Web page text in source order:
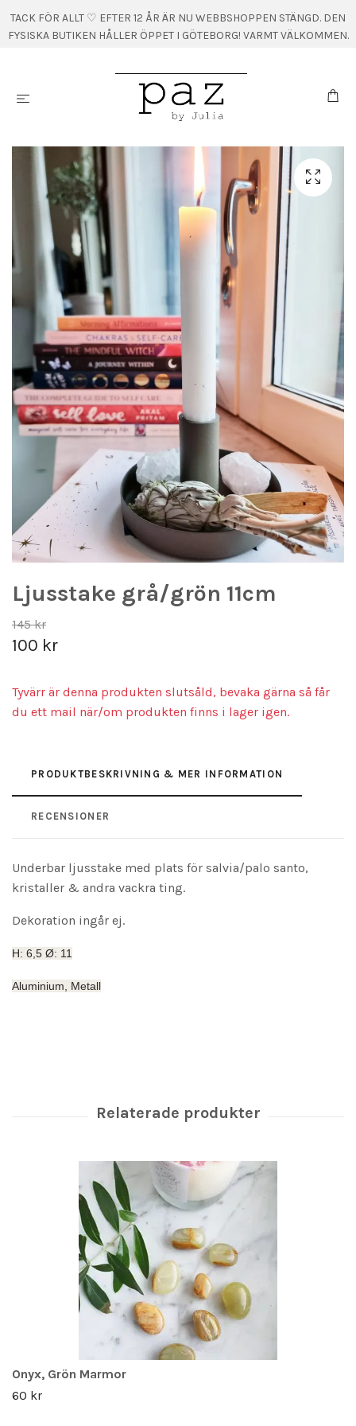
TACK FÖR ALLT ♡ EFTER 12 ÅR ÄR NU WEBBSHOPPEN STÄNGD. DEN
FYSISKA BUTIKEN HÅLLER ÖPPET I GÖTEBORG! VARMT VÄLKOMMEN.
Ljusstake grå/grön 11cm
145 kr
100 kr
Tyvärr är denna produkten slutsåld, bevaka gärna så får
du ett mail när/om produkten finns i lager igen.
PRODUKTBESKRIVNING & MER INFORMATION
RECENSIONER
Underbar ljusstake med plats för salvia/palo santo,
kristaller & andra vackra ting.
Dekoration ingår ej.
H: 6,5 Ø: 11
Aluminium, Metall
Onyx, Grön Marmor
60 kr